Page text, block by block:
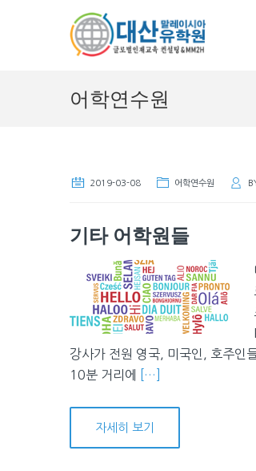
어학연수원
2019-03-08 어학연수원
기타 어학원들
강사가 전원 영국, 미국인, 호주인
10분 거리에
[…]
자세히 보기